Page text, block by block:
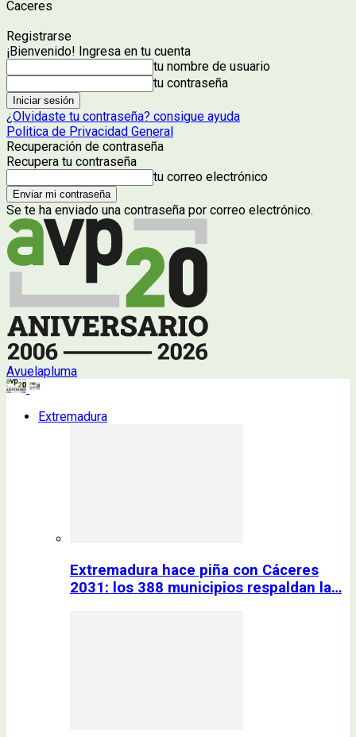
Caceres
Registrarse
¡Bienvenido! Ingresa en tu cuenta
tu nombre de usuario
tu contraseña
¿Olvidaste tu contraseña? consigue ayuda
Politica de Privacidad General
Recuperación de contraseña
Recupera tu contraseña
tu correo electrónico
Se te ha enviado una contraseña por correo electrónico.
Avuelapluma
Extremadura
Extremadura hace piña con Cáceres
2031: los 388 municipios respaldan la…